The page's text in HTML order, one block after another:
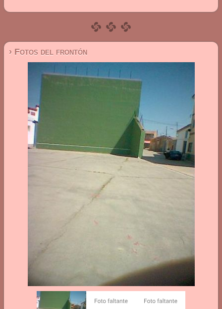
› Fotos del frontón